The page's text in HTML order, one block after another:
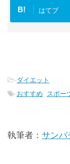
B! はてブ
-ダイエット
-おすすめ, スポー
執筆者： サンパ